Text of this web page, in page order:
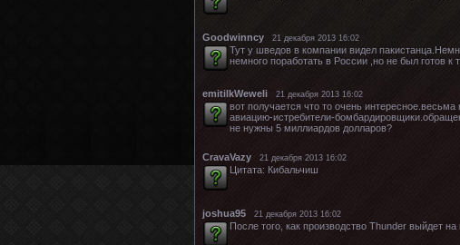
Goodwinncy 21 декабря 2013 16:02
Тут у шведов в компании видел
немного поработать в России ,но не был готов
emitilkWeweli 21 декабря 2013 16:02
вот получается что то очень
авиацию-истребители-
не нужны 5 миллиардов долларов?
CravaVazy 21 декабря 2013 16:02
Цитата: Кибальчиш
joshua95 21 декабря 2013 16:02
После того, как производство Thunder выйдет